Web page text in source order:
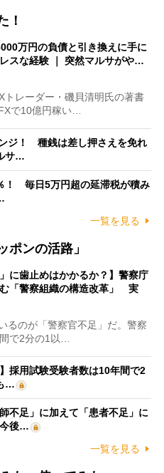
！
万円の負債と引き換えに手に
スな経験 ｜ 突然マルサがや…
レーダー・磯貝清明氏の著書
で10億円稼い…
ジ！ 種銭は差し押さえを免れ
サ…
！ 毎日5万円超の延滞税が積み
一覧を見る
ポンの活路」
に歯止めはかかるか？】警察庁
「警察組織の構造改革」 実
るのが「警察官不足」だ。警察
で2分の1以…
採用試験受験者数は10年間で2
…
不足」に加えて「患者不足」に
後…
一覧を見る